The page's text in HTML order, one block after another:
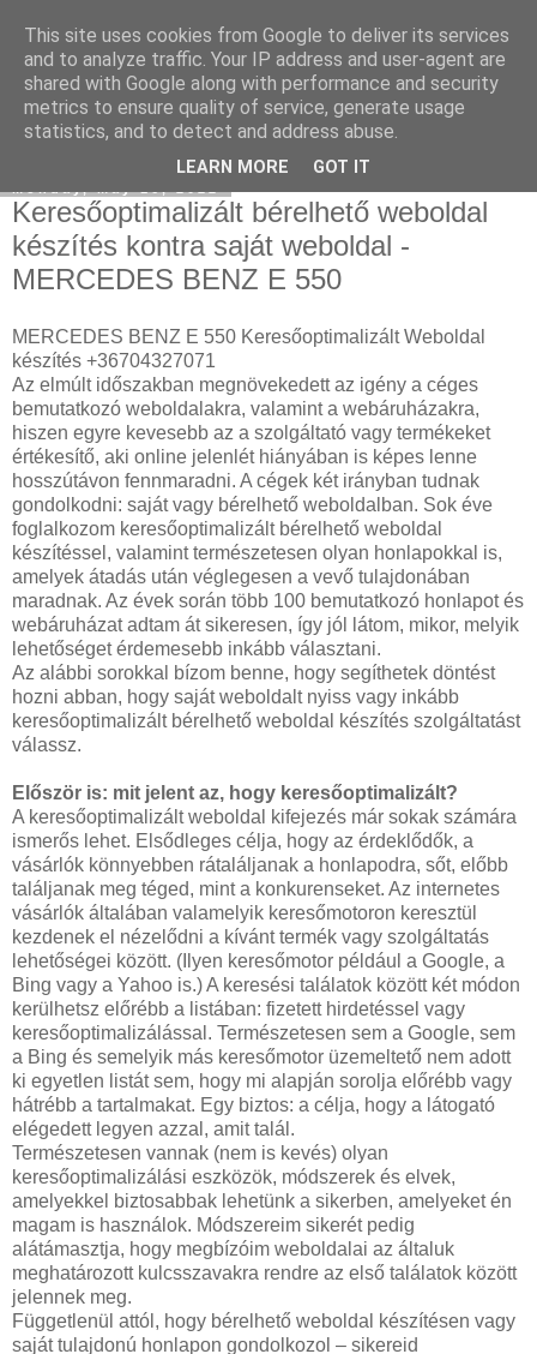
SEM and SEO Agency
Keresőoptimalizált bérelhető weboldal
készítés kontra saját weboldal -
MERCEDES BENZ E 550
MERCEDES BENZ E 550 Keresőoptimalizált Weboldal
készítés +36704327071
Az elmúlt időszakban megnövekedett az igény a céges
bemutatkozó weboldalakra, valamint a webáruházakra,
hiszen egyre kevesebb az a szolgáltató vagy termékeket
értékesítő, aki online jelenlét hiányában is képes lenne
hosszútávon fennmaradni. A cégek két irányban tudnak
gondolkodni: saját vagy bérelhető weboldalban. Sok éve
foglalkozom keresőoptimalizált bérelhető weboldal
készítéssel, valamint természetesen olyan honlapokkal is,
amelyek átadás után véglegesen a vevő tulajdonában
maradnak. Az évek során több 100 bemutatkozó honlapot és
webáruházat adtam át sikeresen, így jól látom, mikor, melyik
lehetőséget érdemesebb inkább választani.
Az alábbi sorokkal bízom benne, hogy segíthetek döntést
hozni abban, hogy saját weboldalt nyiss vagy inkább
keresőoptimalizált bérelhető weboldal készítés szolgáltatást
válassz.
Először is: mit jelent az, hogy keresőoptimalizált?
A keresőoptimalizált weboldal kifejezés már sokak számára
ismerős lehet. Elsődleges célja, hogy az érdeklődők, a
vásárlók könnyebben rátaláljanak a honlapodra, sőt, előbb
találjanak meg téged, mint a konkurenseket. Az internetes
vásárlók általában valamelyik keresőmotoron keresztül
kezdenek el nézelődni a kívánt termék vagy szolgáltatás
lehetőségei között. (Ilyen keresőmotor például a Google, a
Bing vagy a Yahoo is.) A keresési találatok között két módon
kerülhetsz előrébb a listában: fizetett hirdetéssel vagy
keresőoptimalizálással. Természetesen sem a Google, sem
a Bing és semelyik más keresőmotor üzemeltető nem adott
ki egyetlen listát sem, hogy mi alapján sorolja előrébb vagy
hátrébb a tartalmakat. Egy biztos: a célja, hogy a látogató
elégedett legyen azzal, amit talál.
Természetesen vannak (nem is kevés) olyan
keresőoptimalizálási eszközök, módszerek és elvek,
amelyekkel biztosabbak lehetünk a sikerben, amelyeket én
magam is használok. Módszereim sikerét pedig
alátámasztja, hogy megbízóim weboldalai az általuk
meghatározott kulcsszavakra rendre az első találatok között
jelennek meg.
Függetlenül attól, hogy bérelhető weboldal készítésen vagy
saját tulajdonú honlapon gondolkozol – sikereid
This site uses cookies from Google to deliver its services
and to analyze traffic. Your IP address and user-agent are
shared with Google along with performance and security
metrics to ensure quality of service, generate usage
statistics, and to detect and address abuse.
LEARN MORE GOT IT